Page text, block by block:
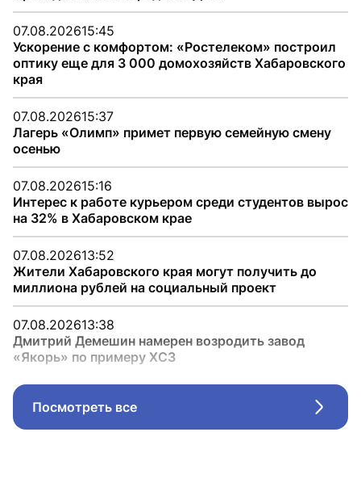
07.08.202615:45
Ускорение с комфортом: «Ростелеком» построил
оптику еще для 3 000 домохозяйств Хабаровского
края
07.08.202615:37
Лагерь «Олимп» примет первую семейную смену
осенью
07.08.202615:16
Интерес к работе курьером среди студентов вырос
на 32% в Хабаровском крае
07.08.202613:52
Жители Хабаровского края могут получить до
миллиона рублей на социальный проект
07.08.202613:38
Дмитрий Демешин намерен возродить завод
«Якорь» по примеру ХСЗ
Посмотреть все